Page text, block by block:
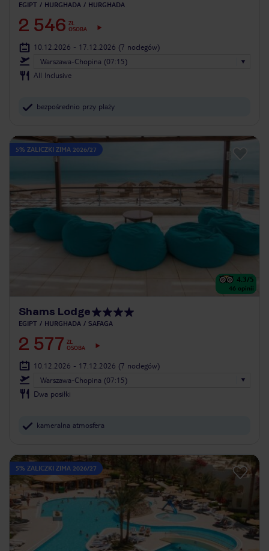
EGIPT HURGHADA HURGHADA
2 546 ZŁ
OSOBA
10.12.2026 - 17.12.2026 (7 noclegów)
Warszawa-Chopina (07:15)
All Inclusive
bezpośrednio przy plaży
5% ZALICZKI ZIMA 2026/27
4.3/5
46 opinii
Shams Lodge
EGIPT HURGHADA SAFAGA
2 577 ZŁ
OSOBA
10.12.2026 - 17.12.2026 (7 noclegów)
Warszawa-Chopina (07:15)
Dwa posiłki
kameralna atmosfera
5% ZALICZKI ZIMA 2026/27